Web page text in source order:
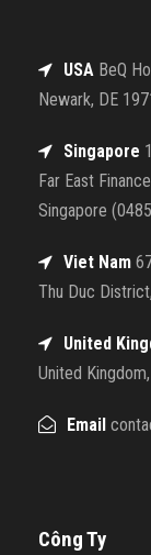
USA BeQ
Newark, DE
Singapore
Far East
Singapore
Viet Nam
Thu Duc
United
United
Email
Công Ty